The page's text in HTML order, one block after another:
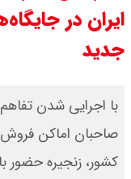
ایران در
جدید
با اجرایی شدن
صاحبان اماکن فروش
کشور، زنجیره حضور